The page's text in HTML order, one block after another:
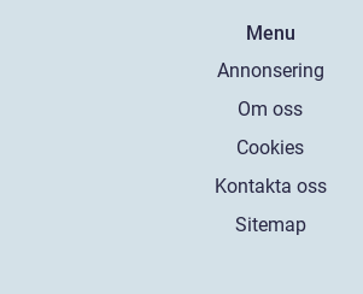
Menu
Annonsering
Om oss
Cookies
Kontakta oss
Sitemap